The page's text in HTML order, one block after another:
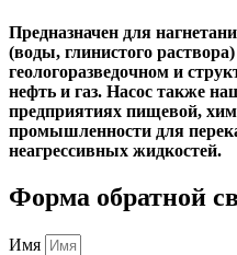
Предназначен для
(воды, глинистого
геологоразведочном и
нефть и газ. Насос также
предприятиях пищевой,
промышленности для
неагрессивных жидкостей.
Форма обратной
Имя